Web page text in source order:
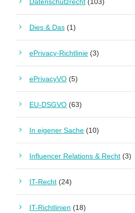
Datenschutzrecht (103)
Dies & Das (1)
ePrivacy-Richtlinie (3)
ePrivacyVO (5)
EU-DSGVO (63)
In eigener Sache (10)
Influencer Relations & Recht (3)
IT-Recht (24)
IT-Richtlinien (18)